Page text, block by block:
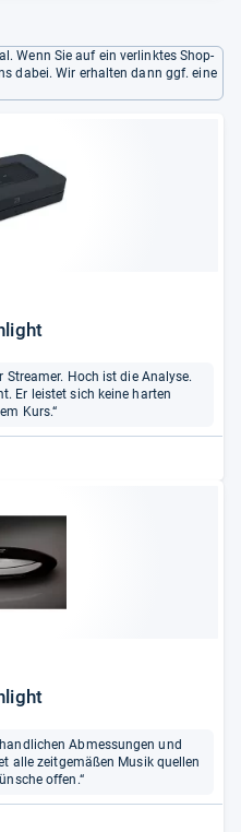
Wenn Sie auf ein verlinktes Shop-
dabei. Wir erhalten dann ggf. eine
Hoch ist die Analyse.
Er leistet sich keine harten
Kurs.“
Abmessungen und
alle zeitgemäßen Musik quellen
offen.“